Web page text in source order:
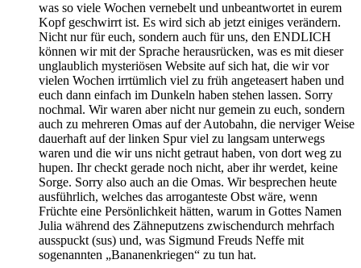
was so viele Wochen vernebelt und unbeantwortet in eurem
Kopf geschwirrt ist. Es wird sich ab jetzt einiges verändern.
Nicht nur für euch, sondern auch für uns, den ENDLICH
können wir mit der Sprache herausrücken, was es mit dieser
unglaublich mysteriösen Website auf sich hat, die wir vor
vielen Wochen irrtümlich viel zu früh angeteasert haben und
euch dann einfach im Dunkeln haben stehen lassen. Sorry
nochmal. Wir waren aber nicht nur gemein zu euch, sondern
auch zu mehreren Omas auf der Autobahn, die nerviger Weise
dauerhaft auf der linken Spur viel zu langsam unterwegs
waren und die wir uns nicht getraut haben, von dort weg zu
hupen. Ihr checkt gerade noch nicht, aber ihr werdet, keine
Sorge. Sorry also auch an die Omas. Wir besprechen heute
ausführlich, welches das arroganteste Obst wäre, wenn
Früchte eine Persönlichkeit hätten, warum in Gottes Namen
Julia während des Zähneputzens zwischendurch mehrfach
ausspuckt (sus) und, was Sigmund Freuds Neffe mit
sogenannten „Bananenkriegen“ zu tun hat.